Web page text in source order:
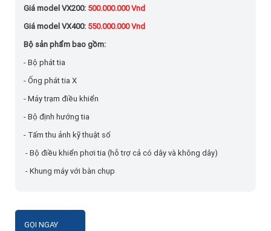
Giá model VX200: 500.000.000 Vnd
Giá model VX400: 550.000.000 Vnd
Bộ sản phẩm bao gồm:
- Bộ phát tia
- Ống phát tia X
- Máy trạm điều khiển
- Bộ định hướng tia
- Tấm thu ảnh kỹ thuật số
- Bộ điều khiển phơi tia (hỗ trợ cả có dây và không dây)
- Khung máy với bàn chụp
GỌI NGAY